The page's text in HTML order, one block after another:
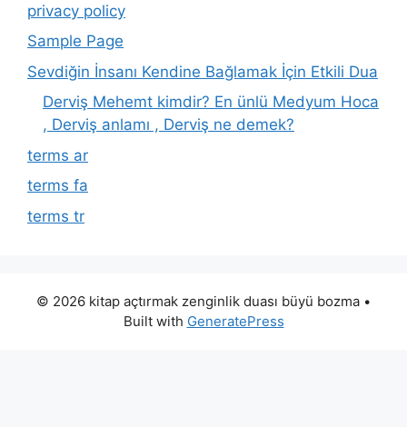
privacy policy
Sample Page
Sevdiğin İnsanı Kendine Bağlamak İçin Etkili Dua
Derviş Mehemt kimdir? En ünlü Medyum Hoca
, Derviş anlamı , Derviş ne demek?
terms ar
terms fa
terms tr
© 2026 kitap açtırmak zenginlik duası büyü bozma •
Built with GeneratePress